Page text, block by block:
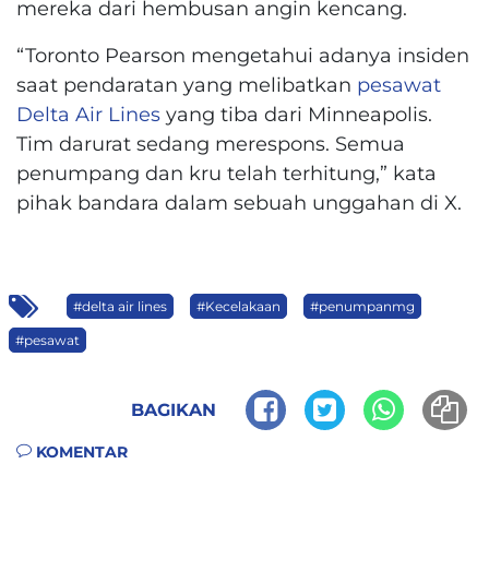
mereka dari hembusan angin kencang.
“Toronto Pearson mengetahui adanya insiden
saat pendaratan yang melibatkan pesawat
Delta Air Lines yang tiba dari Minneapolis.
Tim darurat sedang merespons. Semua
penumpang dan kru telah terhitung,” kata
pihak bandara dalam sebuah unggahan di X.
#delta air lines #Kecelakaan #penumpanmg
#pesawat
BAGIKAN
KOMENTAR